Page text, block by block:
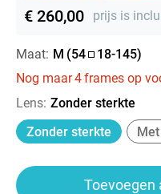
€ 260,00 prijs is
Maat: M (54 18-145)
Nog maar4frames op
Lens: Zonder sterkte
Zonder sterkte
Toevoegen